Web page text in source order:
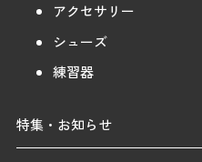
アクセサリー
シューズ
練習器
特集・お知らせ